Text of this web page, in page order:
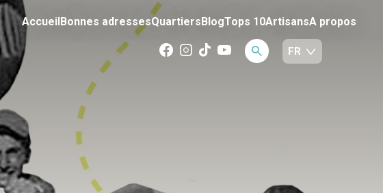
AccueilBonnes adressesQuartiersBlogTops 10ArtisansA propos